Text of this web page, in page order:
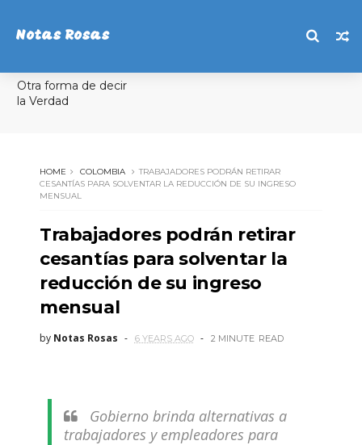
Notas Rosas
Otra forma de decir
la Verdad
HOME COLOMBIA
TRABAJADORES PODRÁN RETIRAR
CESANTÍAS PARA SOLVENTAR LA REDUCCIÓN DE SU INGRESO
MENSUAL
Trabajadores podrán retirar
cesantías para solventar la
reducción de su ingreso
mensual
by Notas Rosas 6 YEARS AGO 2 MINUTE READ
Gobierno brinda alternativas a
trabajadores y empleadores para